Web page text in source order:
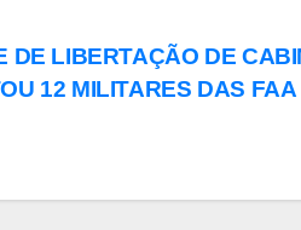
DE LIBERTAÇÃO DE
12 MILITARES DAS FAA